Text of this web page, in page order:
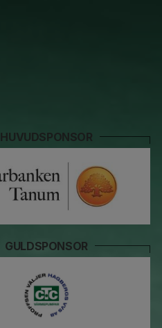
HUVUDSPONSOR
GULDSPONSOR